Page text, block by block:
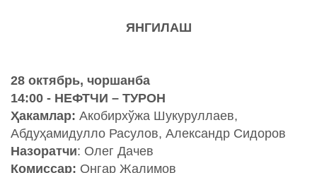
ЯНГИЛАШ
28 октябрь, чоршанба
14:00 - НЕФТЧИ – ТУРОН
Ҳакамлар: Акобирхўжа Шукуруллаев,
Абдуҳамидулло Расулов, Александр Сидоров
Назоратчи: Олег Дачев
Комиссар: Онгар Жалимов